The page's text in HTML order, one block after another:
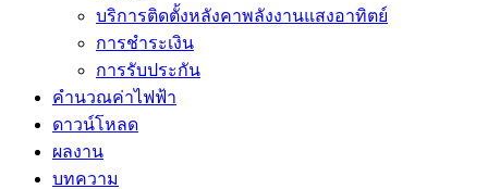
บริการติดตั้งหลังคาพลังงานแสงอาทิตย์
การชำระเงิน
การรับประกัน
คำนวณค่าไฟฟ้า
ดาวน์โหลด
ผลงาน
บทความ